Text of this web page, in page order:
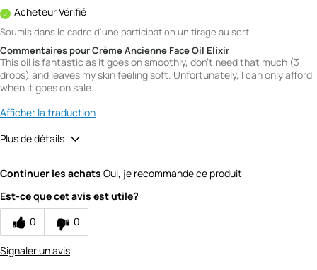
Acheteur Vérifié
Soumis dans le cadre d'une participation un tirage au sort
Commentaires pour Crème Ancienne Face Oil Elixir
This oil is fantastic as it goes on smoothly, don't need that much (3
drops) and leaves my skin feeling soft. Unfortunately, I can only afford
when it goes on sale.
Afficher la traduction
Plus de détails
Continuer les achats Oui, je recommande ce produit
Est-ce que cet avis est utile?
0
0
Signaler un avis